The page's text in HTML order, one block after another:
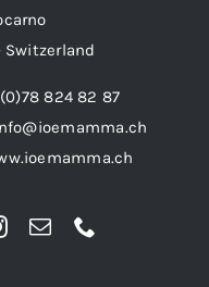
Switzerland
(0)78 824 82 87